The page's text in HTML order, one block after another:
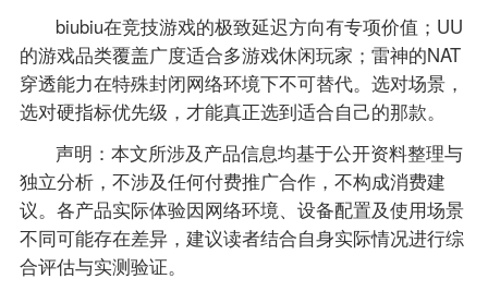
biubiu在竞技游戏的极致延迟方向有专项价值；UU
的游戏品类覆盖广度适合多游戏休闲玩家；雷神的NAT
穿透能力在特殊封闭网络环境下不可替代。选对场景，
选对硬指标优先级，才能真正选到适合自己的那款。
声明：本文所涉及产品信息均基于公开资料整理与
独立分析，不涉及任何付费推广合作，不构成消费建
议。各产品实际体验因网络环境、设备配置及使用场景
不同可能存在差异，建议读者结合自身实际情况进行综
合评估与实测验证。